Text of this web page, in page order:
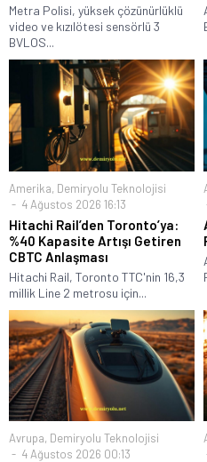
Metra Polisi, yüksek çözünürlüklü
video ve kızılötesi sensörlü 3
BVLOS...
Amerika, Demiryolu Teknolojisi
4 Ağustos 2026 16:13
Hitachi Rail’den Toronto’ya:
%40 Kapasite Artışı Getiren
CBTC Anlaşması
Hitachi Rail, Toronto TTC'nin 16,3
millik Line 2 metrosu için...
Avrupa, Demiryolu Teknolojisi
4 Ağustos 2026 00:13